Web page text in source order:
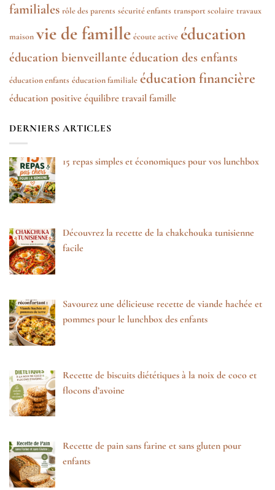
familiales rôle des parents sécurité enfants transport scolaire travaux
maison vie de famille écoute active éducation
éducation bienveillante éducation des enfants
éducation enfants éducation familiale éducation financière
éducation positive équilibre travail famille
DERNIERS ARTICLES
15 repas simples et économiques pour vos lunchbox
Découvrez la recette de la chakchouka tunisienne
facile
Savourez une délicieuse recette de viande hachée et
pommes pour le lunchbox des enfants
Recette de biscuits diététiques à la noix de coco et
flocons d’avoine
Recette de pain sans farine et sans gluten pour
enfants